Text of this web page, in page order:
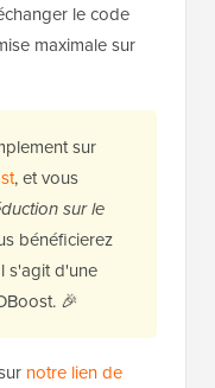
le code
maximale sur
sur
, et vous
sur le
bénéficierez
s'agit d'une
🎉
notre lien de